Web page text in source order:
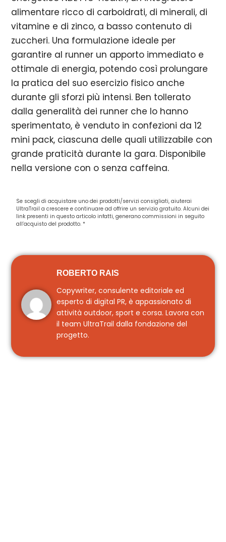
alimentare ricco di carboidrati, di minerali, di
vitamine e di zinco, a basso contenuto di
zuccheri. Una formulazione ideale per
garantire al runner un apporto immediato e
ottimale di energia, potendo così prolungare
la pratica del suo esercizio fisico anche
durante gli sforzi più intensi. Ben tollerato
dalla generalità dei runner che lo hanno
sperimentato, è venduto in confezioni da 12
mini pack, ciascuna delle quali utilizzabile con
grande praticità durante la gara. Disponibile
nella versione con o senza caffeina.
Se scegli di acquistare uno dei prodotti/servizi consigliati, aiuterai
UltraTrail a crescere e continuare ad offrire un servizio gratuito. Alcuni dei
link presenti in questo articolo infatti, generano commissioni in seguito
all’acquisto del prodotto. *
ROBERTO RAIS
Copywriter, consulente editoriale ed
esperto di digital PR, è appassionato di
attività outdoor, sport e corsa. Lavora con
il team UltraTrail dalla fondazione del
progetto.